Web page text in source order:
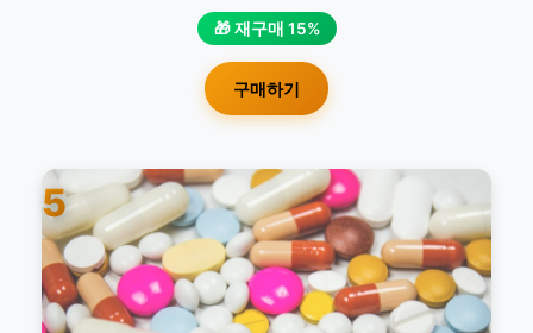
🎁 재구매 15%
구매하기
5